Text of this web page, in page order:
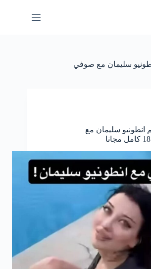
سليمان مع صوفي
انطونيو سليمان مع